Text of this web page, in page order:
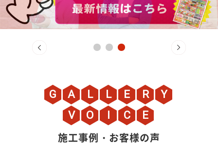
G A L L E R
Y
V
O C E
施工事例・お客様の声